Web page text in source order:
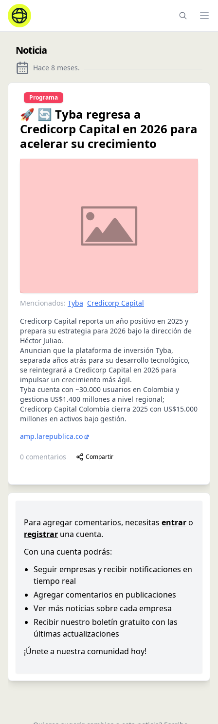
Noticia
Hace 8 meses.
Programa
🚀 🔄 Tyba regresa a
Credicorp Capital en 2026 para
acelerar su crecimiento
Mencionados: Tyba Credicorp Capital
Credicorp Capital reporta un año positivo en 2025 y
prepara su estrategia para 2026 bajo la dirección de
Héctor Juliao.
Anuncian que la plataforma de inversión Tyba,
separada años atrás para su desarrollo tecnológico,
se reintegrará a Credicorp Capital en 2026 para
impulsar un crecimiento más ágil.
Tyba cuenta con ~30.000 usuarios en Colombia y
gestiona US$1.400 millones a nivel regional;
Credicorp Capital Colombia cierra 2025 con US$15.000
millones en activos bajo gestión.
amp.larepublica.co
0 comentarios Compartir
Para agregar comentarios, necesitas entraro
registrar una cuenta.
Con una cuenta podrás:
Seguir empresas y recibir notificaciones en
tiempo real
Agregar comentarios en publicaciones
Ver más noticias sobre cada empresa
Recibir nuestro boletín gratuito con las
últimas actualizaciones
¡Únete a nuestra comunidad hoy!